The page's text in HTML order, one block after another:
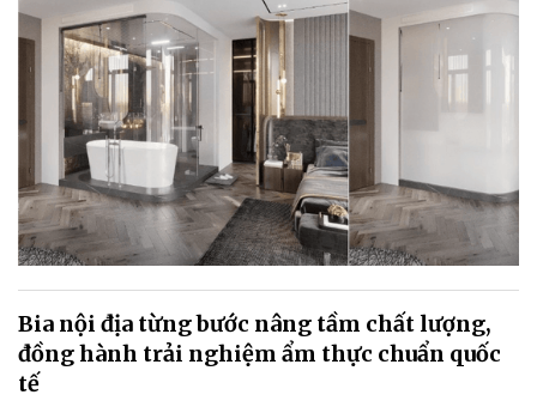
Bia nội địa từng bước nâng tầm chất lượng,
đồng hành trải nghiệm ẩm thực chuẩn quốc
tế